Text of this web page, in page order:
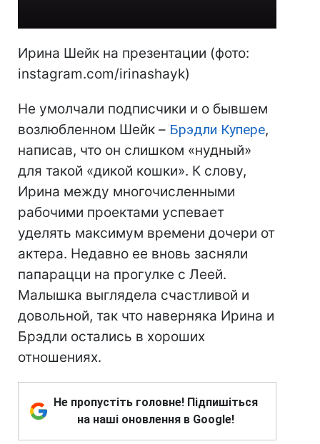
Ирина Шейк на презентации (фото:
instagram.com/irinashayk)
Не умолчали подписчики и о бывшем
возлюбленном Шейк – Брэдли Купере,
написав, что он слишком «нудный»
для такой «дикой кошки». К слову,
Ирина между многочисленными
рабочими проектами успевает
уделять максимум времени дочери от
актера. Недавно ее вновь засняли
папарацци на прогулке с Леей.
Малышка выглядела счастливой и
довольной, так что наверняка Ирина и
Брэдли остались в хороших
отношениях.
Не пропустіть головне! Підпишіться
на наші оновлення в Google!